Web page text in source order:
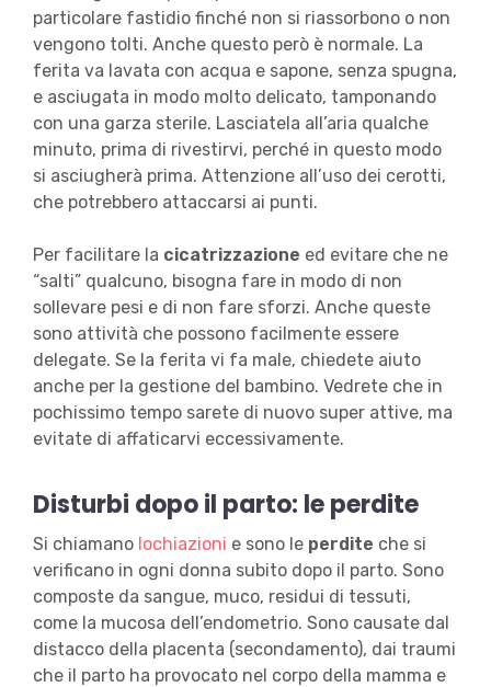
particolare fastidio finché non si riassorbono o non
vengono tolti. Anche questo però è normale. La
ferita va lavata con acqua e sapone, senza spugna,
e asciugata in modo molto delicato, tamponando
con una garza sterile. Lasciatela all’aria qualche
minuto, prima di rivestirvi, perché in questo modo
si asciugherà prima. Attenzione all’uso dei cerotti,
che potrebbero attaccarsi ai punti.
Per facilitare la cicatrizzazione ed evitare che ne
“salti” qualcuno, bisogna fare in modo di non
sollevare pesi e di non fare sforzi. Anche queste
sono attività che possono facilmente essere
delegate. Se la ferita vi fa male, chiedete aiuto
anche per la gestione del bambino. Vedrete che in
pochissimo tempo sarete di nuovo super attive, ma
evitate di affaticarvi eccessivamente.
Disturbi dopo il parto: le perdite
Si chiamano lochiazioni e sono le perdite che si
verificano in ogni donna subito dopo il parto. Sono
composte da sangue, muco, residui di tessuti,
come la mucosa dell’endometrio. Sono causate dal
distacco della placenta (secondamento), dai traumi
che il parto ha provocato nel corpo della mamma e